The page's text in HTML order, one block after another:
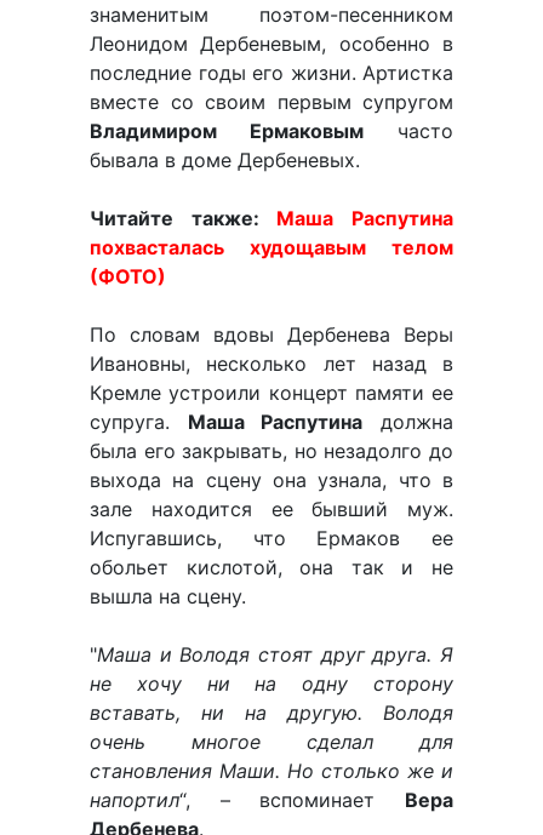
знаменитым поэтом-песенником
Леонидом Дербеневым, особенно в
последние годы его жизни. Артистка
вместе со своим первым супругом
Владимиром Ермаковым часто
бывала в доме Дербеневых.
Читайте также: Маша Распутина
похвасталась худощавым телом
(ФОТО)
По словам вдовы Дербенева Веры
Ивановны, несколько лет назад в
Кремле устроили концерт памяти ее
супруга. Маша Распутина должна
была его закрывать, но незадолго до
выхода на сцену она узнала, что в
зале находится ее бывший муж.
Испугавшись, что Ермаков ее
обольет кислотой, она так и не
вышла на сцену.
"Маша и Володя стоят друг друга. Я
не хочу ни на одну сторону
вставать, ни на другую. Володя
очень многое сделал для
становления Маши. Но столько же и
напортил“, – вспоминает Вера
Дербенева.